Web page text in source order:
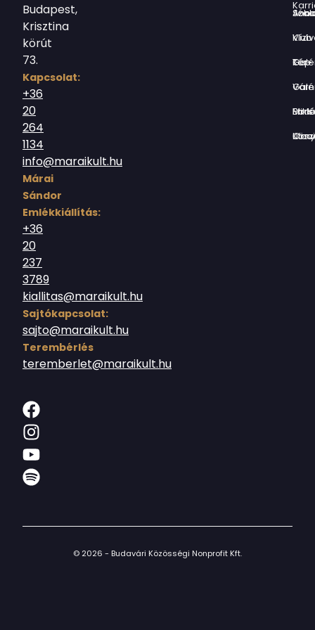
Budapest,
Krisztina
körút
73.
Kapcsolat:
+36
20
264
1134
info@maraikult.hu
Márai
Sándor
Emlékkiállítás:
+36
20
237
3789
kiallitas@maraikult.hu
Sajtókapcsolat:
sajto@maraikult.hu
Terembérlés
teremberlet@maraikult.hu
Jókai Anna
Vízivárosi Klub
Tér-Kép
Várnegyed
Borsos
Országház
© 2026 - Budavári Közösségi Nonprofit Kft.